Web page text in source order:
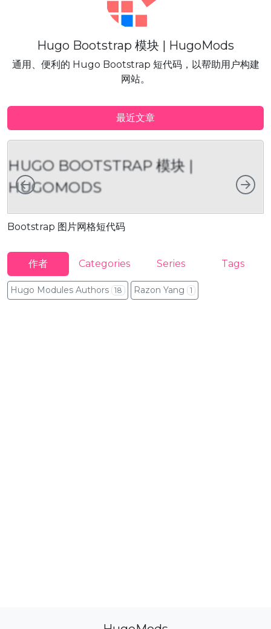
Hugo Bootstrap 模块 | HugoMods
通用、便利的 Hugo Bootstrap 短代码，以帮助用户构建
网站。
最近文章
HUGO BOOTSTRAP 模块 |
HUGOMODS
Bootstrap 图片网格短代码
向左 向
作者 Categories Series Tags
Hugo Modules Authors 18 Razon Yang 1